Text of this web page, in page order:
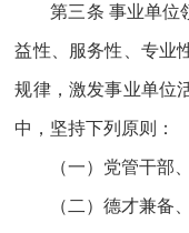
第三条 事业单位
益性、服务性、专业
规律，激发事业单位
中，坚持下列原则：
（一）党管干部
（二）德才兼备